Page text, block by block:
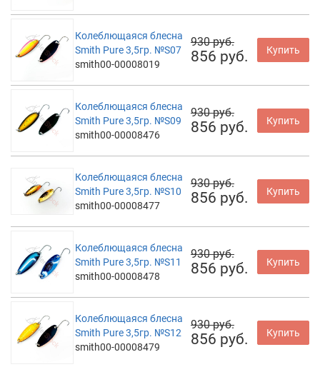
Колеблющаяся блесна
Smith Pure 3,5гр. №S07
smith00-00008019
930 руб.
856 руб. Купить
Колеблющаяся блесна
Smith Pure 3,5гр. №S09
smith00-00008476
930 руб.
856 руб. Купить
Колеблющаяся блесна
Smith Pure 3,5гр. №S10
smith00-00008477
930 руб.
856 руб. Купить
Колеблющаяся блесна
Smith Pure 3,5гр. №S11
smith00-00008478
930 руб.
856 руб. Купить
Колеблющаяся блесна
Smith Pure 3,5гр. №S12
smith00-00008479
930 руб.
856 руб. Купить